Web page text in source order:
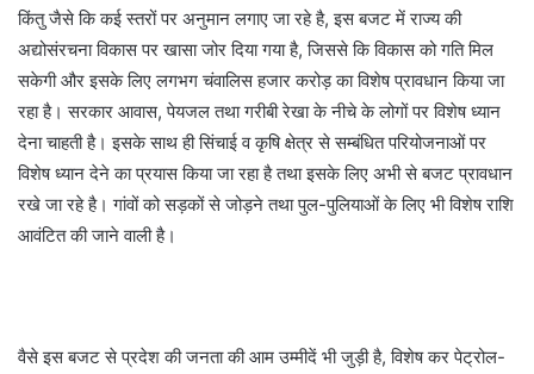
किंतु जैसे कि कई स्तरों पर अनुमान लगाए जा रहे है, इस बजट में राज्य की
अद्योसंरचना विकास पर खासा जोर दिया गया है, जिससे कि विकास को गति मिल
सकेगी और इसके लिए लगभग चंवालिस हजार करोड़ का विशेष प्रावधान किया जा
रहा है। सरकार आवास, पेयजल तथा गरीबी रेखा के नीचे के लोगों पर विशेष ध्यान
देना चाहती है। इसके साथ ही सिंचाई व कृषि क्षेत्र से सम्बंधित परियोजनाओं पर
विशेष ध्यान देने का प्रयास किया जा रहा है तथा इसके लिए अभी से बजट प्रावधान
रखे जा रहे है। गांवों को सड़कों से जोड़ने तथा पुल-पुलियाओं के लिए भी विशेष राशि
आवंटित की जाने वाली है।
वैसे इस बजट से प्रदेश की जनता की आम उम्मीदें भी जुड़ी है, विशेष कर पेट्रोल-